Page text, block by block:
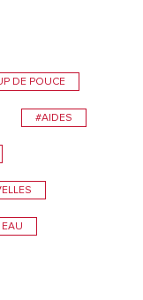
DE POUCE
#AIDES